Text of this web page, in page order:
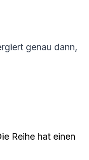
genau dann,
Reihe hat einen